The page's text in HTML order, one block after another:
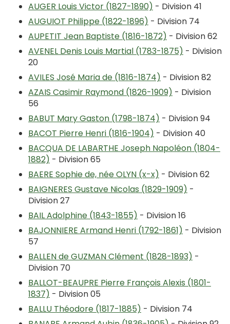
AUGER Louis Victor (1827-1890) - Division 41
AUGUIOT Philippe (1822-1896) - Division 74
AUPETIT Jean Baptiste (1816-1872) - Division 62
AVENEL Denis Louis Martial (1783-1875) - Division
20
AVILES José Maria de (1816-1874) - Division 82
AZAIS Casimir Raymond (1826-1909) - Division
56
BABUT Mary Gaston (1798-1874) - Division 94
BACOT Pierre Henri (1816-1904) - Division 40
BACQUA DE LABARTHE Joseph Napoléon (1804-
1882) - Division 65
BAERE Sophie de, née OLYN (x-x) - Division 62
BAIGNERES Gustave Nicolas (1829-1909) -
Division 27
BAIL Adolphine (1843-1855) - Division 16
BAJONNIERE Armand Henri (1792-1861) - Division
57
BALLEN de GUZMAN Clément (1828-1893) -
Division 70
BALLOT-BEAUPRE Pierre François Alexis (1801-
1837) - Division 05
BALLU Théodore (1817-1885) - Division 74